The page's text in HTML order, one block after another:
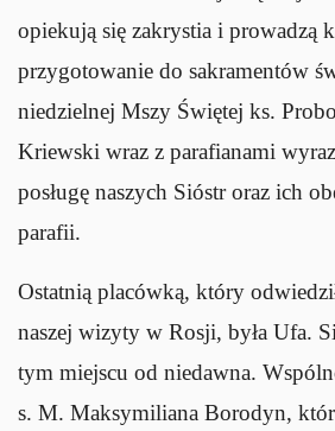
opiekują się zakrystia i prowadzą
przygotowanie do sakramentów
niedzielnej Mszy Świętej ks.
Kriewski wraz z parafianami
posługę naszych Sióstr oraz ich
parafii.
Ostatnią placówką, który
naszej wizyty w Rosji, była Ufa.
tym miejscu od niedawna.
s. M. Maksymiliana Borodyn,